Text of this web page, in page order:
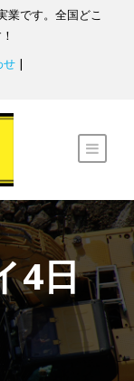
業です。全国どこ
せ |
4日